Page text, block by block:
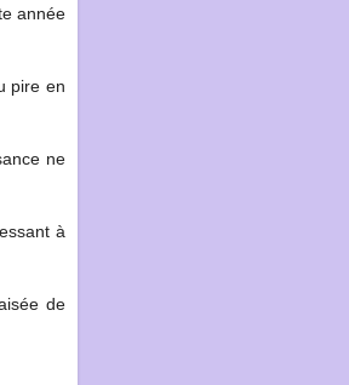
année
pire en
ne
à
de